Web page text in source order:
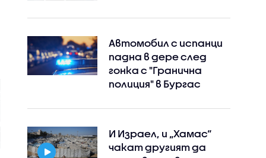
Автомобил с испанци
падна в дере след
гонка с "Гранична
полиция" в Бургас
И Израел, и „Хамас“
чакат другият да